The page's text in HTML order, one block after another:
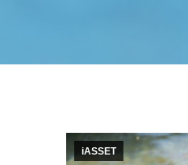
iASSET